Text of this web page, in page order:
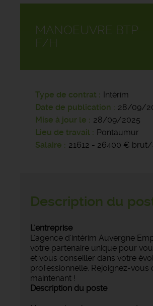
MANOEUVRE BTP
F/H
Type de contrat
Intérim
Date de publication
28/09/
Mise à jour le
28/09/2025
Lieu de travail
Pontaumur
Salaire
21612 - 26400 €
Description du
L'entreprise
L'agence d'intérim Auvergne
votre partenaire unique pour
et vous conseiller dans votre
professionnelle. Rejoignez-vous
maintenant !
Description du poste